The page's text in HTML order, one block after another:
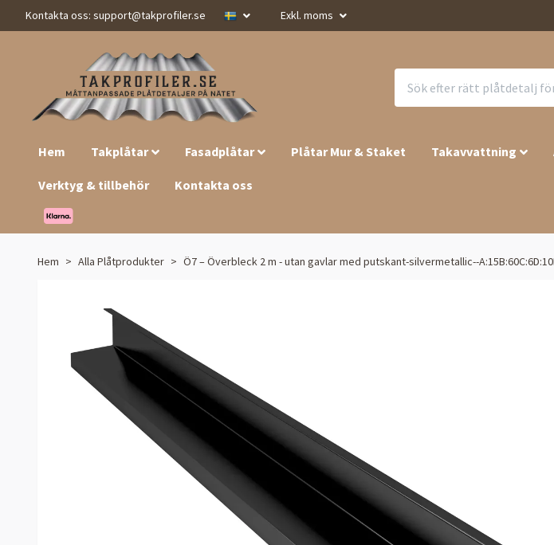
Kontakta oss: support@takprofiler.se Exkl. moms
Hem Takplåtar Fasadplåtar Plåtar Mur & Staket Takavvattning
Verktyg & tillbehör Kontakta oss
Hem Alla Plåtprodukter Ö7 – Överbleck 2 m - utan gavlar med putskant-silvermetallic--